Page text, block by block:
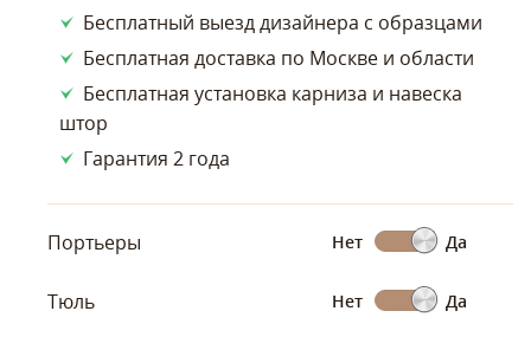
Бесплатный выезд дизайнера с образцами
Бесплатная доставка по Москве и области
Бесплатная установка карниза и навеска
штор
Гарантия 2 года
Портьеры Нет Да
Тюль Нет Да